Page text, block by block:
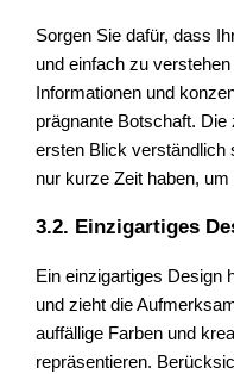
Sorgen Sie dafür, dass
und einfach zu
Informationen und
prägnante Botschaft.
ersten Blick verständlich
nur kurze Zeit haben,
3.2. Einzigartiges
Ein einzigartiges Design
und zieht die
auffällige Farben und
repräsentieren.